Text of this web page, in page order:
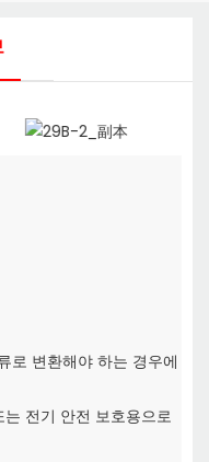
로 변환해야 하는 경우에
전기 안전 보호용으로